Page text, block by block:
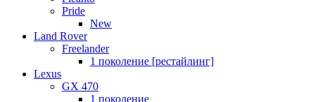
Pride
New
Land Rover
Freelander
1 поколение [рестайлинг]
Lexus
GX 470
1 поколение